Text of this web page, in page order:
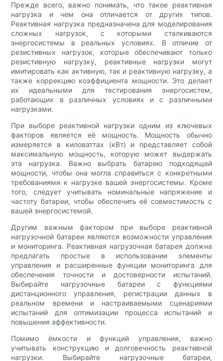
Прежде всего, важно понимать, что такое реактивная
нагрузка и чем она отличается от других типов.
Реактивная нагрузка предназначена для моделирования
сложных нагрузок, с которыми сталкиваются
энергосистемы в реальных условиях. В отличие от
резистивных нагрузок, которые обеспечивают только
резистивную нагрузку, реактивные нагрузки могут
имитировать как активную, так и реактивную нагрузку, а
также коррекцию коэффициента мощности. Это делает
их идеальными для тестирования энергосистем,
работающих в различных условиях и с различными
нагрузками.
При выборе реактивной нагрузки одним из ключевых
факторов является её мощность. Мощность обычно
измеряется в киловаттах (кВт) и представляет собой
максимальную мощность, которую может выдержать
эта нагрузка. Важно выбрать батарею подходящей
мощности, чтобы она могла справиться с конкретными
требованиями к нагрузке вашей энергосистемы. Кроме
того, следует учитывать номинальные напряжение и
частоту батареи, чтобы обеспечить её совместимость с
вашей энергосистемой.
Другим важным фактором при выборе реактивной
нагрузочной батареи являются возможности управления
и мониторинга. Реактивная нагрузочная батарея должна
предлагать простые в использовании элементы
управления и расширенные функции мониторинга для
обеспечения точности и достоверности испытаний.
Выбирайте нагрузочные батареи с функциями
дистанционного управления, регистрации данных в
реальном времени и настраиваемыми сценариями
испытаний для оптимизации процесса испытаний и
повышения эффективности.
Помимо ёмкости и функций управления, важно
учитывать конструкцию и долговечность реактивной
нагрузки. Выбирайте нагрузочные батареи,